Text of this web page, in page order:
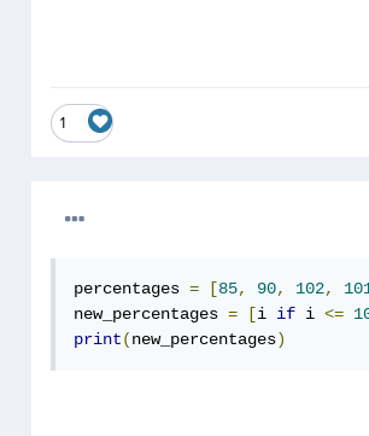
1
percentages = [85, 90, 102,
new_percentages = [i if i <=
print(new_percentages)